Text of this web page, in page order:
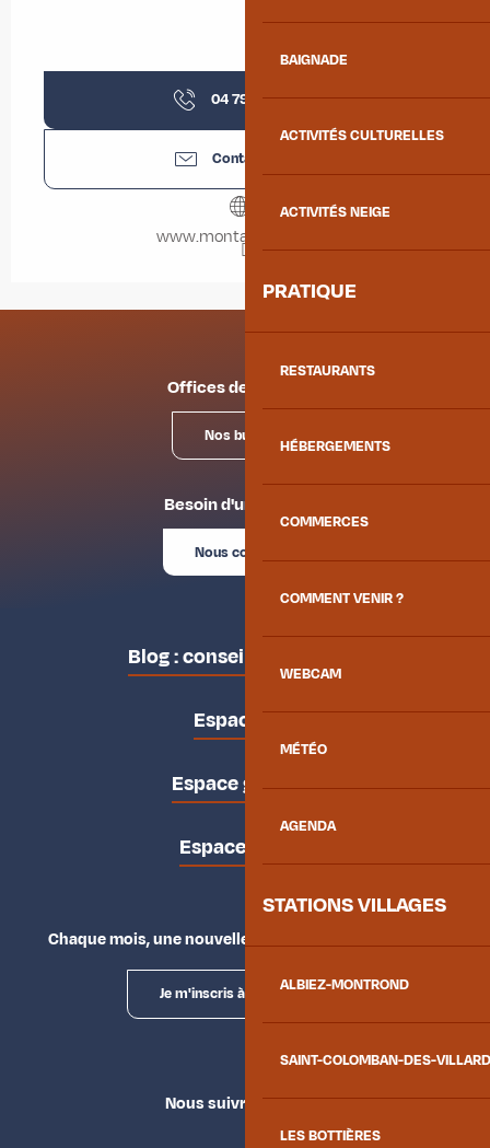
BAIGNADE
ACTIVITÉS CULTURELLES
ACTIVITÉS NEIGE
PRATIQUE
RESTAURANTS
HÉBERGEMENTS
COMMERCES
COMMENT VENIR ?
WEBCAM
MÉTÉO
AGENDA
STATIONS VILLAGES
ALBIEZ-MONTROND
SAINT-COLOMBAN-DES-
LES BOTTIÈRES
04 79 59 90▒▒
Contactez-nous
www.montagnefm.com
Offices de tourisme
Nos bureaux
Besoin d'un conseil ?
Nous contacter
Blog : conseils des locaux
Espace pro
Espace groupes
Espace presse
Chaque mois, une nouvelle façon d'explorer la vallée.
Je m'inscris à la newsletter
Nous suivre